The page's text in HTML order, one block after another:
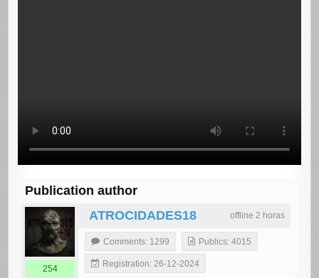
Publication author
offline 2 horas
ATROCIDADES18
254
Comments: 1299 Publics: 4015
Registration: 26-12-2024